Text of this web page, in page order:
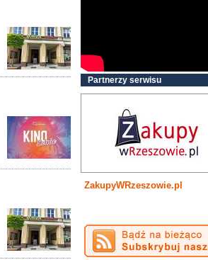
Partnerzy serwisu
ZakupyWRzeszowie.pl